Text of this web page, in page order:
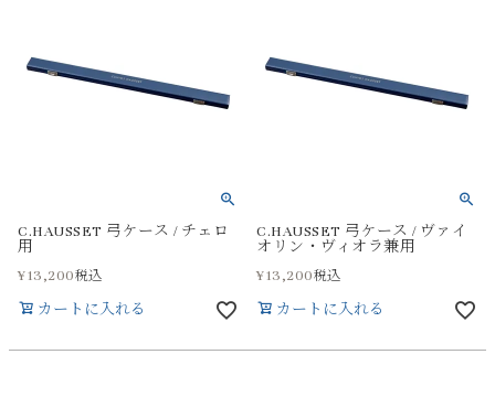
C.HAUSSET 弓ケース / チェロ
用
¥13,200税込
カートに入れる
C.HAUSSET 弓ケース / ヴァイ
オリン・ヴィオラ兼用
¥13,200税込
カートに入れる